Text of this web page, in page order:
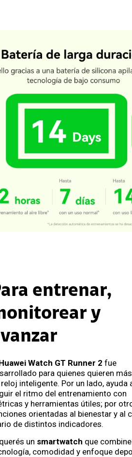
entrenar,
y
Watch GT Runner 2 fue
para quienes quieren
reloj inteligente. Por un lado, ayuda
el ritmo del entrenamiento con
y herramientas útiles; por
orientadas al bienestar y al
de distintos indicadores.
un smartwatch que combine
comodidad y enfoque